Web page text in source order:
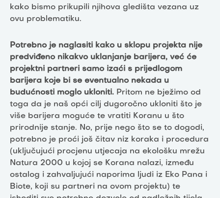
kako bismo prikupili njihova gledišta vezana uz
ovu problematiku.
Potrebno je naglasiti kako u sklopu projekta nije
predviđeno nikakvo uklanjanje barijera, već će
projektni partneri samo izaći s prijedlogom
barijera koje bi se eventualno nekada u
budućnosti moglo ukloniti. Pritom ne bježimo od
toga da je naš opći cilj dugoročno ukloniti što je
više barijera moguće te vratiti Koranu u što
prirodnije stanje. No, prije nego što se to dogodi,
potrebno je proći još čitav niz koraka i procedura
(uključujući procjenu utjecaja na ekološku mrežu
Natura 2000 u kojoj se Korana nalazi, između
ostalog i zahvaljujući naporima ljudi iz Eko Pana i
Biote, koji su partneri na ovom projektu) te